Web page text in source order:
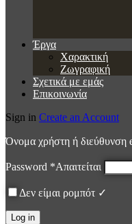
Έργα
Χαρακτική
Ζωγραφική
Σχετικά με εμάς
Επικοινωνία
Sign in Create an Account
Όνομα χρήστη ή διεύθυνση
Password *Απαιτείται
Δεν είμαι ρομπότ ✓
Log in